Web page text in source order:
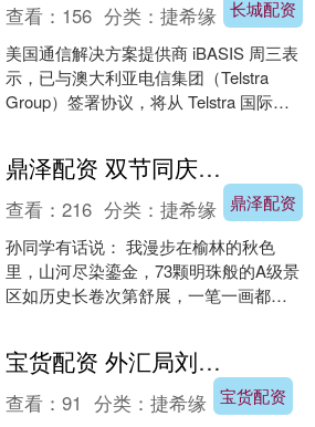
长城配资
查看： 156 分类：捷希缘
美国通信解决方案提供商 iBASIS 周三表
示，已与澳大利亚电信集团（Telstra
Group）签署协议，将从 Telstra 国际业
鼎泽配资 双节同庆！畅游榆林73家A级景区，超全攻略看这里！
鼎泽配资
查看：216 分类：捷希缘
孙同学有话说： 我漫步在榆林的秋色
里，山河尽染鎏金，73颗明珠般的A级景
区如历史长卷次第舒展，一笔一画都是
宝货配资 外汇局刘斌：鼓励在上海率先落地一些首创性、集成性探索政策
宝货配资
查看：91 分类：捷希缘